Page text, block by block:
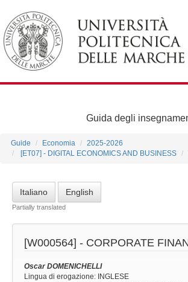
Guida degli
Guide Economia
2025-2026
[ET07] - DIGITAL ECONOMICS AND BUSINESS
Italiano English
Partially translated
[W000564] - CORPORATE
Oscar DOMENICHELLI
Lingua di erogazione: INGLESE